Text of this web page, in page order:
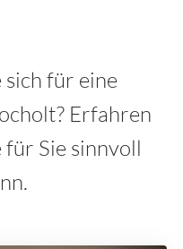
sich für eine
Erfahren
für Sie sinnvoll